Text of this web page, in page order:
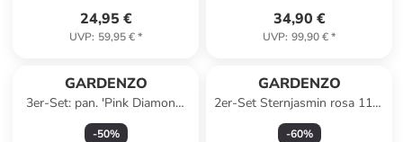
24,95 €
UVP: 59,95 €*
34,90 €
UVP: 99,90 €*
GARDENZO
3er-Set: pan. 'Pink Diamond'
Hortensien in Rosa
-50%
GARDENZO
2er-Set Sternjasmin rosa 110-
120cm 2L Topf
-60%